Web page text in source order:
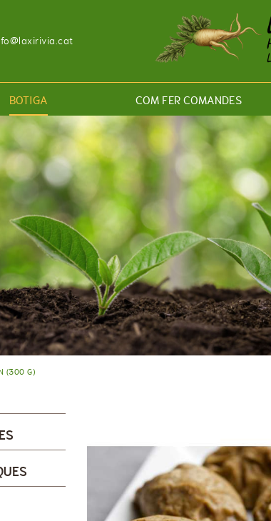
BOTIGA
BOTIGA
FRUITES ECOLÒGIQUES
VERDURES ECOLÒGIQUES
ALTRES PRODUCTES
COM FER COMANDES
(300 G)